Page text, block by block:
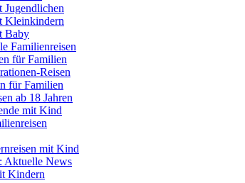
Jugendlichen
Kleinkindern
Baby
Familienreisen
für Familien
Reisen
für Familien
ab 18 Jahren
mit Kind
mit Kind
Aktuelle News
Kindern